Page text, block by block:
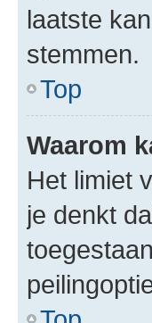
laatste
stemmen.
Top
Waarom
Het limiet
je denkt